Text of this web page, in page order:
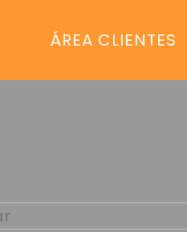
ÁREA CLIENTES